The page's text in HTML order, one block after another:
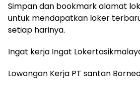
Simpan dan bookmark alamat
untuk mendapatkan loker
setiap harinya.
Ingat kerja Ingat
Lowongan Kerja PT santan